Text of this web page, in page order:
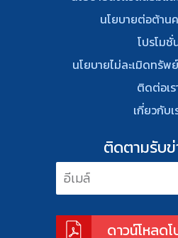
นโยบายต่อต้าน
โปรโมชั่
นโยบายไม่ละเมิดทรั
ติดต่อเร
เกี่ยวกับเ
ติดตามรับข่
ดาวน์โหลด